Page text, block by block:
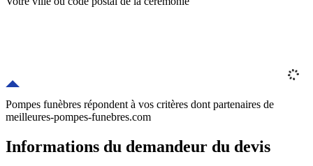
Pompes funèbres répondent à vos critères dont partenaires de
meilleures-pompes-funebres.com
Informations du demandeur du devis